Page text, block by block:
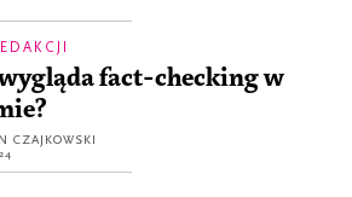
fact-checking w
CZAJKOWSKI